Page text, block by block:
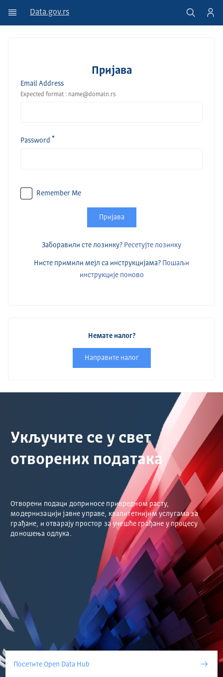
Data.gov.rs
Пријава
Email Address
Expected format : name@domain.rs
Password
Remember Me
Пријава
Заборавили сте лозинку? Ресетујте лозинку
Нисте примили мејл са инструкцијама?
Пошаљи
инструкције поново
Немате налог?
Направите налог
Укључите се у свет
отворених података
Отворени подаци доприносе привредном расту,
модернизацији јавне управе, квалитетнијим услугама за
грађане, и отварају простор за учешће грађане у процесу
доношења одлука.
Посетите Open Data Hub